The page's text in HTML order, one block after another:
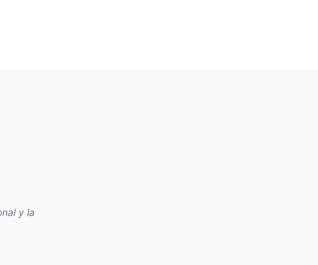
y la